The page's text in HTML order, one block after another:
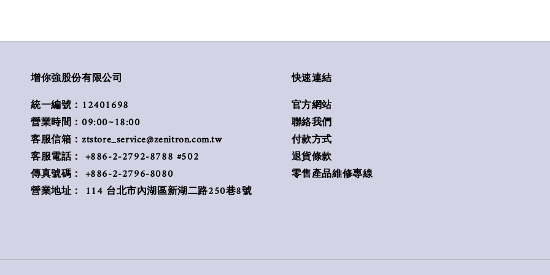
增你強股份有限公司
統一編號：12401698
營業時間：09:00~18:00
客服信箱：ztstore_service@zenitron.com.tw
客服電話： +886-2-2792-8788 #502
傳真號碼： +886-2-2796-8080
營業地址： 114 台北市內湖區新湖二路250巷8號
快速連結
官方網站
聯絡我們
付款方式
退貨條款
零售產品維修專線